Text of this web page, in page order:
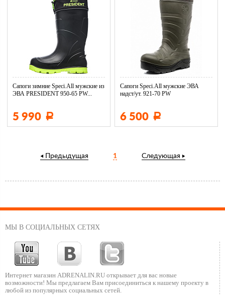
Сапоги зимние Speci.All мужские из
ЭВА PRESIDENT 950-65 PW...
5 990 Р
Сапоги Speci.All мужские ЭВА
надст/ут. 921-70 PW
6 500 Р
Предыдущая 1 Следующая
МЫ В СОЦИАЛЬНЫХ СЕТЯХ
Интернет магазин ADRENALIN.RU открывает для вас новые
возможности! Мы предлагаем Вам присоединиться к нашему проекту в
любой из популярных социальных сетей.